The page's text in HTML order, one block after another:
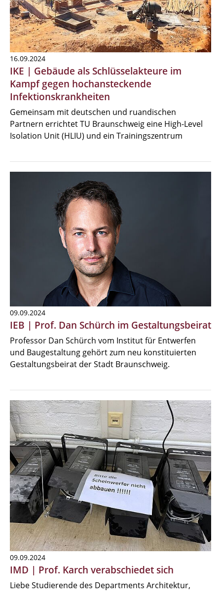
16.09.2024
IKE | Gebäude als Schlüsselakteure im
Kampf gegen hochansteckende
Infektionskrankheiten
Gemeinsam mit deutschen und ruandischen
Partnern errichtet TU Braunschweig eine High-Level
Isolation Unit (HLIU) und ein Trainingszentrum
09.09.2024
IEB | Prof. Dan Schürch im Gestaltungsbeirat
Professor Dan Schürch vom Institut für Entwerfen
und Baugestaltung gehört zum neu konstituierten
Gestaltungsbeirat der Stadt Braunschweig.
09.09.2024
IMD | Prof. Karch verabschiedet sich
Liebe Studierende des Departments Architektur,